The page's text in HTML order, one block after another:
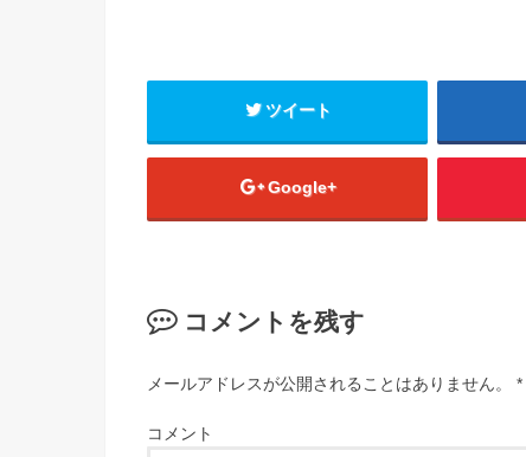
ツイート
Google+
コメントを残す
メールアドレスが公開されることはありません。 *
コメント